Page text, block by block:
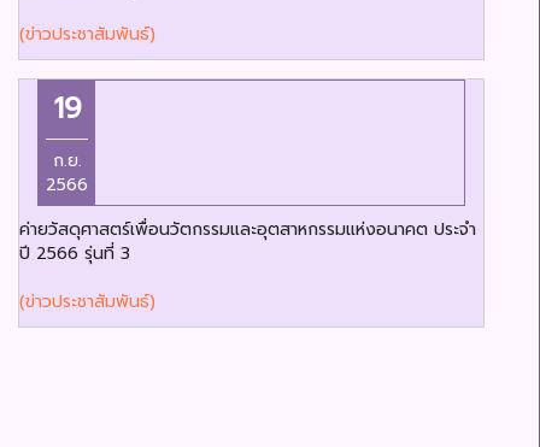
(ข่าวประชาสัมพันธ์)
19
ก.ย.
2566
ค่ายวัสดุศาสตร์เพื่อนวัตกรรมและอุตสาหกรรมแห่งอนาคต ประจำ
ปี 2566 รุ่นที่ 3
(ข่าวประชาสัมพันธ์)